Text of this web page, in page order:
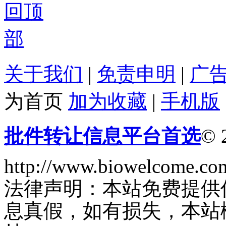
关于我们 | 免责申明 | 广
为首页 加为收藏 | 手机版
批件转让信息平台首选©
http://
法律声明：本站免费提
息真假，如有损失，本